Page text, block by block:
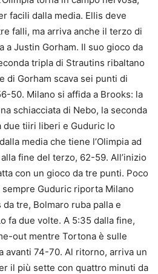
facili dalla media. Ellis deve
falli, ma arriva anche il terzo di
a Justin Gorham. Il suo gioco da
tripla di Strautins ribaltano
di Gorham scava sei punti di
50. Milano si affida a Brooks: la
schiacciata di Nebo, la seconda
due tiiri liberi e Guduric lo
media che tiene l’Olimpia ad
fine del terzo, 62-59. All’inizio
con un gioco da tre punti. Poco
Guduric riporta Milano
tre, Bolmaro ruba palla e
fa due volte. A 5:35 dalla fine,
out mentre Tortona è sulle
avanti 74-70. Al ritorno, arriva un
il più sette con quattro minuti da